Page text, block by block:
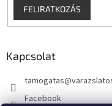
FELIRATKOZÁS
Kapcsolat
tamogatas@
Facebook